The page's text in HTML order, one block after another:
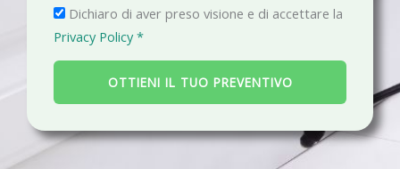
g
g
i
P
r
i
a
c
Dichiaro di aver preso visione e di accettare la
Privacy Policy *
OTTIENI IL TUO PREVENTIVO